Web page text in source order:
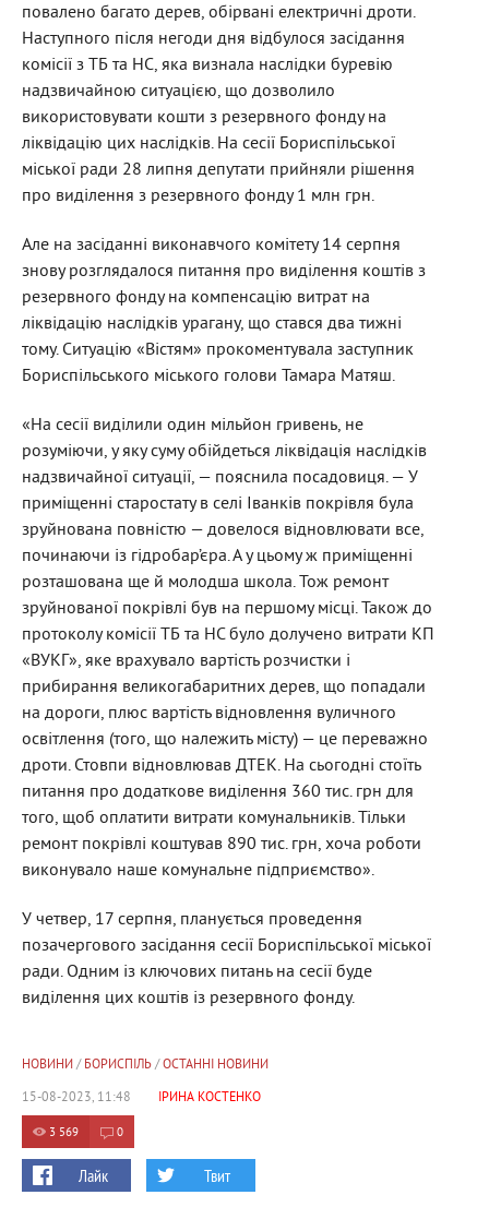
повалено багато дерев, обірвані електричні дроти.
Наступного після негоди дня відбулося засідання
комісії з ТБ та НС, яка визнала наслідки буревію
надзвичайною ситуацією, що дозволило
використовувати кошти з резервного фонду на
ліквідацію цих наслідків. На сесії Бориспільської
міської ради 28 липня депутати прийняли рішення
про виділення з резервного фонду 1 млн грн.
Але на засіданні виконавчого комітету 14 серпня
знову розглядалося питання про виділення коштів з
резервного фонду на компенсацію витрат на
ліквідацію наслідків урагану, що стався два тижні
тому. Ситуацію «Вістям» прокоментувала заступник
Бориспільського міського голови Тамара Матяш.
«На сесії виділили один мільйон гривень, не
розуміючи, у яку суму обійдеться ліквідація наслідків
надзвичайної ситуації, — пояснила посадовиця. — У
приміщенні старостату в селі Іванків покрівля була
зруйнована повністю — довелося відновлювати все,
починаючи із гідробар’єра. А у цьому ж приміщенні
розташована ще й молодша школа. Тож ремонт
зруйнованої покрівлі був на першому місці. Також до
протоколу комісії ТБ та НС було долучено витрати КП
«ВУКГ», яке врахувало вартість розчистки і
прибирання великогабаритних дерев, що попадали
на дороги, плюс вартість відновлення вуличного
освітлення (того, що належить місту) — це переважно
дроти. Стовпи відновлював ДТЕК. На сьогодні стоїть
питання про додаткове виділення 360 тис. грн для
того, щоб оплатити витрати комунальників. Тільки
ремонт покрівлі коштував 890 тис. грн, хоча роботи
виконувало наше комунальне підприємство».
У четвер, 17 серпня, планується проведення
позачергового засідання сесії Бориспільської міської
ради. Одним із ключових питань на сесії буде
виділення цих коштів із резервного фонду.
НОВИНИ/ БОРИСПІЛЬ/ ОСТАННІ НОВИНИ
15-08-2023, 11:48
ІРИНА КОСТЕНКО
3 569 0
Лайк Твит